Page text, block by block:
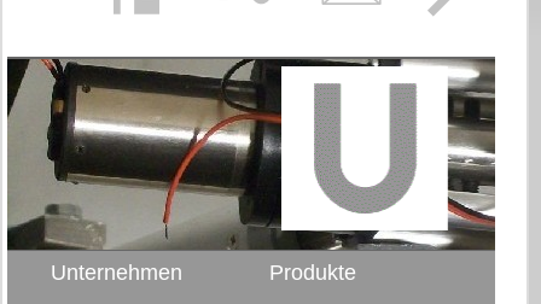
Unternehmen
Produkte